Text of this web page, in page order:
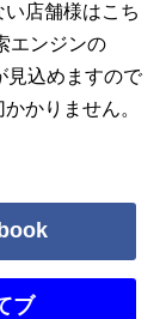
店舗様はこち
エンジンの
見込めますので
かりません。
ブ